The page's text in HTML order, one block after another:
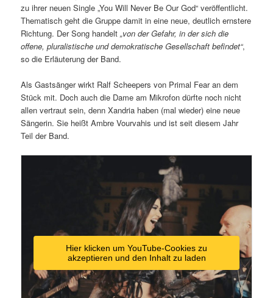
zu ihrer neuen Single „You Will Never Be Our God“ veröffentlicht.
Thematisch geht die Gruppe damit in eine neue, deutlich ernstere
Richtung. Der Song handelt„von der Gefahr, in der sich die
offene, pluralistische und demokratische Gesellschaft befindet“,
so die Erläuterung der Band.
Als Gastsänger wirkt Ralf Scheepers von Primal Fear an dem
Stück mit. Doch auch die Dame am Mikrofon dürfte noch nicht
allen vertraut sein, denn Xandria haben (mal wieder) eine neue
Sängerin. Sie heißt Ambre Vourvahis und ist seit diesem Jahr
Teil der Band.
Hier klicken um YouTube-Cookies zu
akzeptieren und den Inhalt zu laden